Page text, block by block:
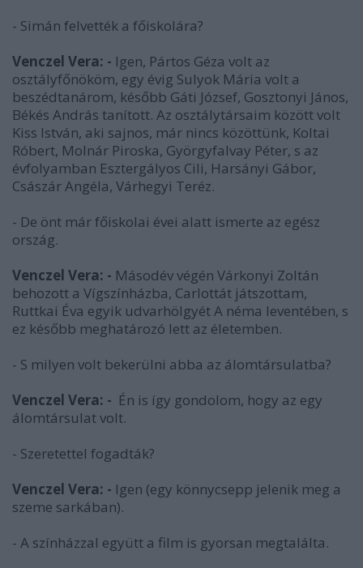
- Simán felvették a főiskolára?
Venczel Vera: - Igen, Pártos Géza volt az
osztályfőnököm, egy évig Sulyok Mária volt a
beszédtanárom, később Gáti József, Gosztonyi János,
Békés András tanított. Az osztálytársaim között volt
Kiss István, aki sajnos, már nincs közöttünk, Koltai
Róbert, Molnár Piroska, Györgyfalvay Péter, s az
évfolyamban Esztergályos Cili, Harsányi Gábor,
Császár Angéla, Várhegyi Teréz.
- De önt már főiskolai évei alatt ismerte az egész
ország.
Venczel Vera: - Másodév végén Várkonyi Zoltán
behozott a Vígszínházba, Carlottát játszottam,
Ruttkai Éva egyik udvarhölgyét A néma leventében, s
ez később meghatározó lett az életemben.
- S milyen volt bekerülni abba az álomtársulatba?
Venczel Vera: - Én is így gondolom, hogy az egy
álomtársulat volt.
- Szeretettel fogadták?
Venczel Vera: - Igen (egy könnycsepp jelenik meg a
szeme sarkában).
- A színházzal együtt a film is gyorsan megtalálta.